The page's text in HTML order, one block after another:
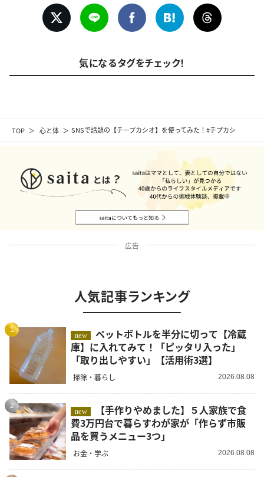
TOP 心と体 SNSで話題の【チープカシオ】を使ってみた！#チプカシ
気になるタグをチェック！
広告
人気記事ランキング
1
new
ペットボトルを半分に切って【冷蔵
庫】に入れてみて！「ピッタリ入った」
「取り出しやすい」【活用術3選】
掃除・暮らし 2026.08.08
2
new
費3万円台で暮らすわが家が「作らず市販
品を買うメニュー3つ」
お金・学ぶ 2026.08.08